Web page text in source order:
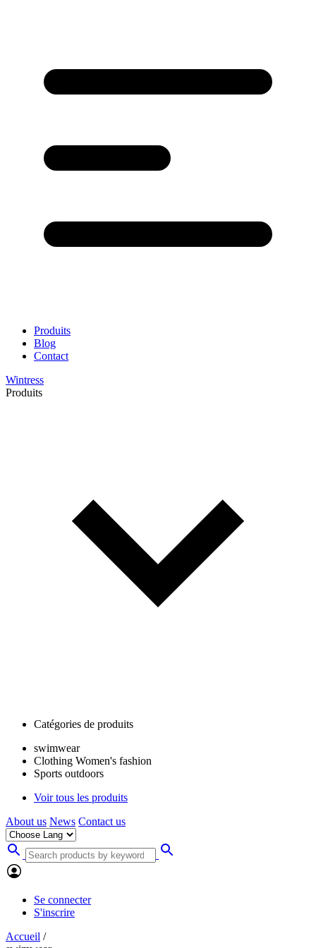
Produits
Blog
Contact
Wintress
Produits
Catégories de produits
swimwear
Clothing Women's fashion
Sports outdoors
Voir tous les produits
About us News Contact us
Se connecter
S'inscrire
Accueil /